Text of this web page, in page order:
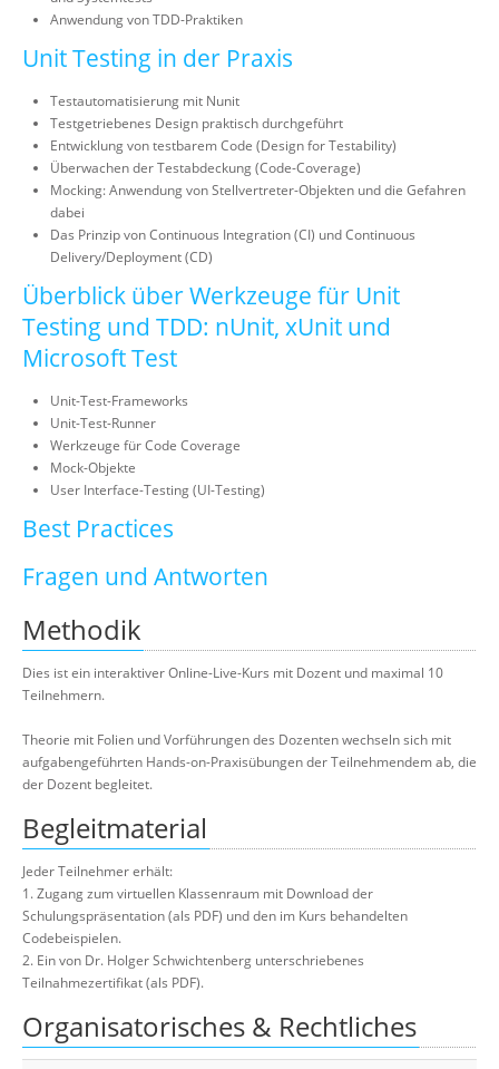
Anwendung von TDD-Praktiken
Unit Testing in der Praxis
Testautomatisierung mit Nunit
Testgetriebenes Design praktisch durchgeführt
Entwicklung von testbarem Code (Design for Testability)
Überwachen der Testabdeckung (Code-Coverage)
Mocking: Anwendung von Stellvertreter-Objekten und die Gefahren
dabei
Das Prinzip von Continuous Integration (CI) und Continuous
Delivery/Deployment (CD)
Überblick über Werkzeuge für Unit
Testing und TDD: nUnit, xUnit und
Microsoft Test
Unit-Test-Frameworks
Unit-Test-Runner
Werkzeuge für Code Coverage
Mock-Objekte
User Interface-Testing (UI-Testing)
Best Practices
Fragen und Antworten
Methodik
Dies ist ein interaktiver Online-Live-Kurs mit Dozent und maximal 10
Teilnehmern.
Theorie mit Folien und Vorführungen des Dozenten wechseln sich mit
aufgabengeführten Hands-on-Praxisübungen der Teilnehmendem ab, die
der Dozent begleitet.
Begleitmaterial
Jeder Teilnehmer erhält:
1. Zugang zum virtuellen Klassenraum mit Download der
Schulungspräsentation (als PDF) und den im Kurs behandelten
Codebeispielen.
2. Ein von Dr. Holger Schwichtenberg unterschriebenes
Teilnahmezertifikat (als PDF).
Organisatorisches & Rechtliches